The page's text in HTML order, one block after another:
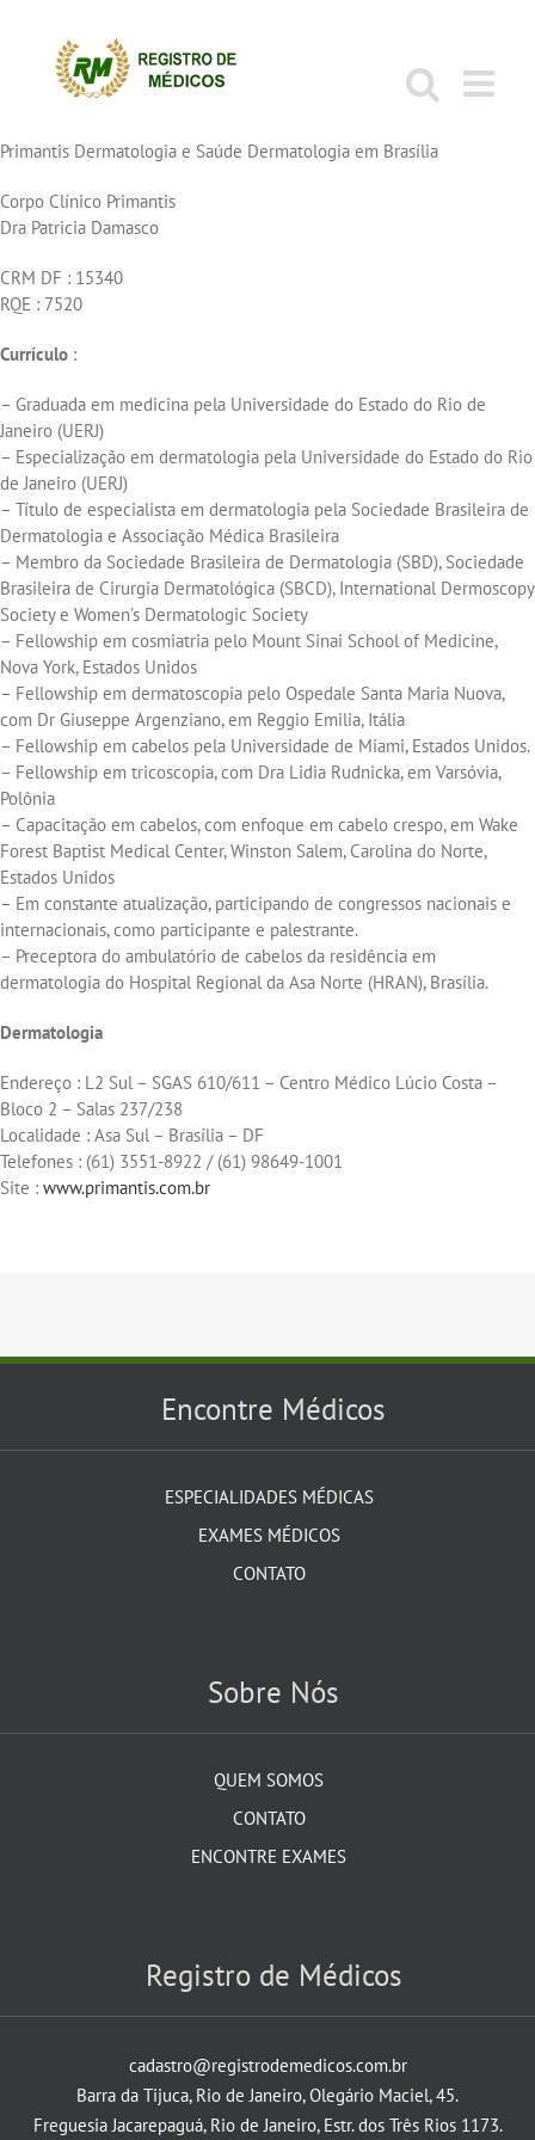
conteúdo
Primantis Dermatologia e Saúde Dermatologia em Brasília
Corpo Clínico Primantis
Dra Patricia Damasco
CRM DF : 15340
RQE : 7520
Currículo :
– Graduada em medicina pela Universidade do Estado do Rio de
Janeiro (UERJ)
– Especialização em dermatologia pela Universidade do Estado do Rio
de Janeiro (UERJ)
– Título de especialista em dermatologia pela Sociedade Brasileira de
Dermatologia e Associação Médica Brasileira
– Membro da Sociedade Brasileira de Dermatologia (SBD), Sociedade
Brasileira de Cirurgia Dermatológica (SBCD), International Dermoscopy
Society e Women’s Dermatologic Society
– Fellowship em cosmiatria pelo Mount Sinai School of Medicine,
Nova York, Estados Unidos
– Fellowship em dermatoscopia pelo Ospedale Santa Maria Nuova,
com Dr Giuseppe Argenziano, em Reggio Emilia, Itália
– Fellowship em cabelos pela Universidade de Miami, Estados Unidos.
– Fellowship em tricoscopia, com Dra Lidia Rudnicka, em Varsóvia,
Polônia
– Capacitação em cabelos, com enfoque em cabelo crespo, em Wake
Forest Baptist Medical Center, Winston Salem, Carolina do Norte,
Estados Unidos
– Em constante atualização, participando de congressos nacionais e
internacionais, como participante e palestrante.
– Preceptora do ambulatório de cabelos da residência em
dermatologia do Hospital Regional da Asa Norte (HRAN), Brasília.
Dermatologia
Endereço : L2 Sul – SGAS 610/611 – Centro Médico Lúcio Costa –
Bloco 2 – Salas 237/238
Localidade : Asa Sul – Brasília – DF
Telefones : (61) 3551-8922 / (61) 98649-1001
Site : www.primantis.com.br
Encontre Médicos
ESPECIALIDADES MÉDICAS
EXAMES MÉDICOS
CONTATO
Sobre Nós
QUEM SOMOS
CONTATO
ENCONTRE EXAMES
Registro de Médicos
cadastro@registrodemedicos.com.br
Barra da Tijuca, Rio de Janeiro, Olegário Maciel, 45.
Freguesia Jacarepaguá, Rio de Janeiro, Estr. dos Três Rios 1173.